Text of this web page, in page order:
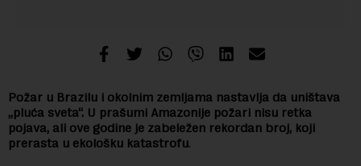
Požar u Brazilu i okolnim zemljama nastavlja da uništava
„pluća sveta“. U prašumi Amazonije požari nisu retka
pojava, ali ove godine je zabeležen rekordan broj, koji
prerasta u ekološku katastrofu.